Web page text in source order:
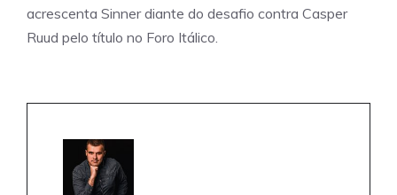
acrescenta Sinner diante do desafio contra Casper
Ruud pelo título no Foro Itálico.